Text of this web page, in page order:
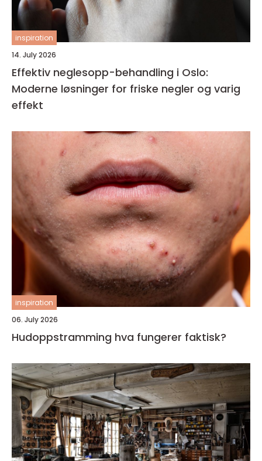
inspiration
14. July 2026
Effektiv neglesopp-behandling i Oslo:
Moderne løsninger for friske negler og varig
effekt
inspiration
06. July 2026
Hudoppstramming hva fungerer faktisk?